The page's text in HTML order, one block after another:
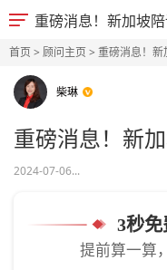
重磅消息！新加坡陪
首页> 顾问主页> 重磅消息！新
柴琳
重磅消息！新
2024-07-06...
3秒
提前算一算